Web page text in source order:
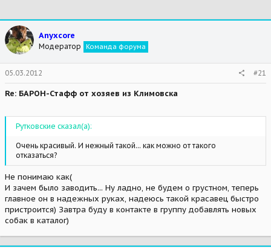
Anyxcore
Модератор Команда форума
05.03.2012 #21
Re: БАРОН-Стафф от хозяев из Климовска
Рутковские сказал(а):
Очень красивый. И нежный такой... как можно от такого
отказаться?
Не понимаю как(
И зачем было заводить... Ну ладно, не будем о грустном, теперь
главное он в надежных руках, надеюсь такой красавец быстро
пристроится) Завтра буду в контакте в группу добавлять новых
собак в каталог)